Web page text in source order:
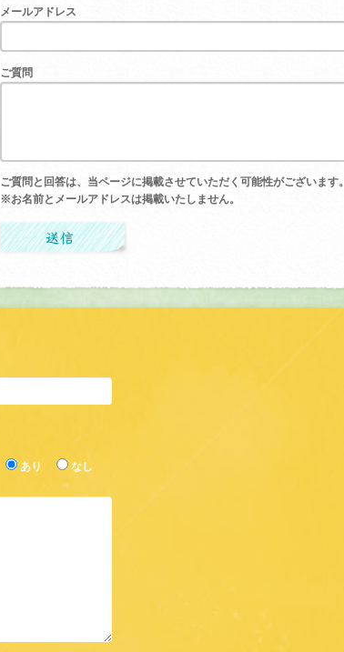
メールアドレス
ご質問
ご質問と回答は、当ページに掲載させていただく可能性がございます。
※お名前とメールアドレスは掲載いたしません。
あり
なし